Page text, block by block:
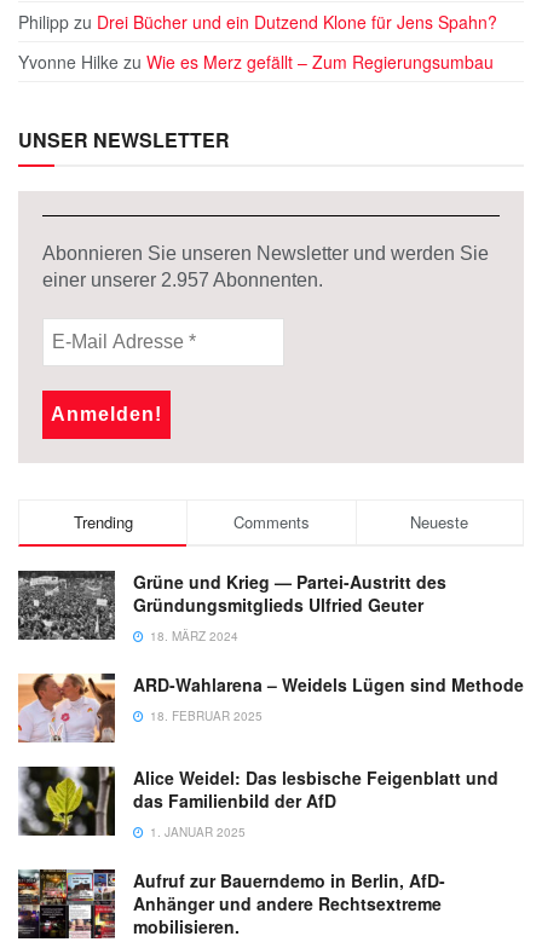
Philipp zu Drei Bücher und ein Dutzend Klone für Jens Spahn?
Yvonne Hilke zu Wie es Merz gefällt – Zum Regierungsumbau
UNSER NEWSLETTER
Abonnieren Sie unseren Newsletter und werden Sie
einer unserer 2.957 Abonnenten.
Trending Comments Neueste
Grüne und Krieg — Partei-Austritt des
Gründungsmitglieds Ulfried Geuter
18. MÄRZ 2024
ARD-Wahlarena – Weidels Lügen sind Methode
18. FEBRUAR 2025
Alice Weidel: Das lesbische Feigenblatt und
das Familienbild der AfD
1. JANUAR 2025
Aufruf zur Bauerndemo in Berlin, AfD-
Anhänger und andere Rechtsextreme
mobilisieren.